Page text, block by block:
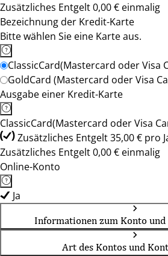
Zusätzliches Entgelt 0,00 € einmalig
Bezeichnung der Kredit-Karte
Bitte wählen Sie eine Karte aus.
ClassicCard(Mastercard oder Visa
GoldCard (Mastercard oder Visa
Ausgabe einer Kredit-Karte
ClassicCard(Mastercard oder Visa
Zusätzliches Entgelt 35,00 € pro
Zusätzliches Entgelt 0,00 € einmalig
Online-Konto
Ja
Informationen zum Konto
Art des Kontos und